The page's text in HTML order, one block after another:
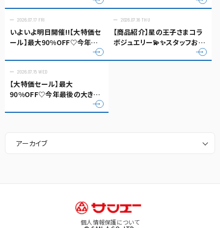
2026.07.17 FRI
いよいよ明日開催‼️【大特価セ
ール】最大90%OFF♡今年最
後の大きなセール‼️＆🌱健康ジ
ュエリー無料体験コーナーも
✨
2026.07.16 THU
【商品紹介】星の王子さまコラ
ボジュエリー💫✨スタッフおす
2026.07.15 WED
【大特価セール】最大
90%OFF♡今年最後の大きな
セール‼️＆🌱健康ジュエリー無
料体験コーナーも✨
アーカイブ
個人情報保護について